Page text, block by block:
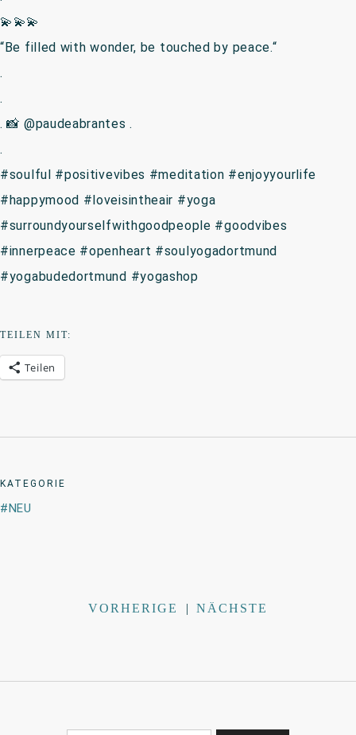
💫💫💫
“Be filled with wonder, be touched by peace.“
.
.
. 📸 @paudeabrantes .
.
#soulful #positivevibes #meditation #enjoyyourlife
#happymood #loveisintheair #yoga
#surroundyourselfwithgoodpeople #goodvibes
#innerpeace #openheart #soulyogadortmund
#yogabudedortmund #yogashop
TEILEN MIT:
Teilen
KATEGORIE
NEU
VORHERIGE | NÄCHSTE